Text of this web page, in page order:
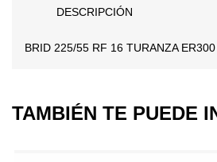
DESCRIPCIÓN
BRID 225/55 RF 16 TURANZA ER300
TAMBIÉN TE PUEDE